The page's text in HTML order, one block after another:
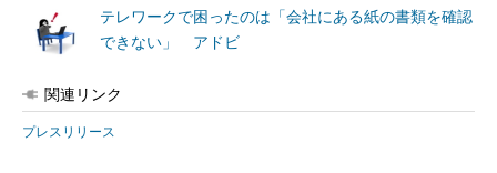
テレワークで困ったのは「会社にある紙の書類を確認
できない」 アドビ
関連リンク
プレスリリース